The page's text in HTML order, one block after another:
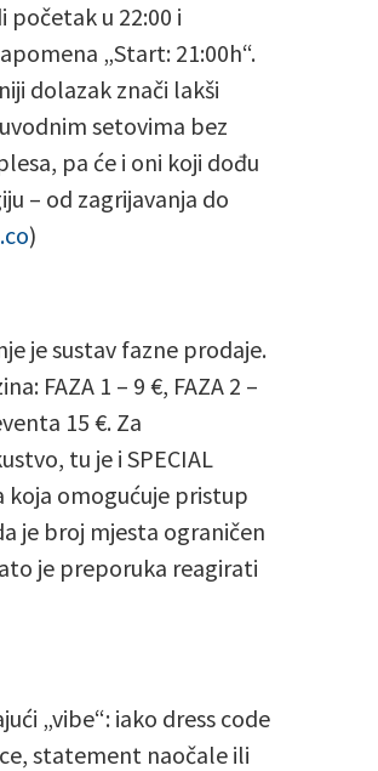
početak u 22:00 i
„Start: 21:00h“.
dolazak znači lakši
setovima bez
pa će i oni koji dođu
– od zagrijavanja do
)
je sustav fazne prodaje.
FAZA 1 – 9 €, FAZA 2 –
15 €. Za
tu je i SPECIAL
koja omogućuje pristup
je broj mjesta ograničen
je preporuka reagirati
„vibe“: iako dress code
statement naočale ili